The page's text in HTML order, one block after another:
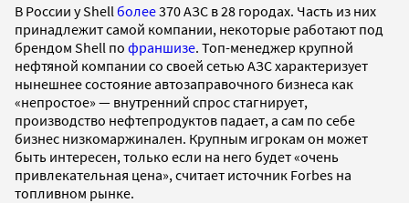
В России у Shell более370 АЗС в 28 городах. Часть из них
принадлежит самой компании, некоторые работают под
брендом Shell по франшизе. Топ-менеджер крупной
нефтяной компании со своей сетью АЗС характеризует
нынешнее состояние автозаправочного бизнеса как
«непростое» — внутренний спрос стагнирует,
производство нефтепродуктов падает, а сам по себе
бизнес низкомаржинален. Крупным игрокам он может
быть интересен, только если на него будет «очень
привлекательная цена», считает источник Forbes на
топливном рынке.